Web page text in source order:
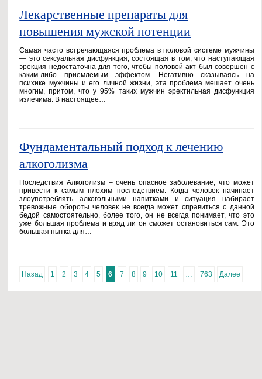
Лекарственные препараты для
повышения мужской потенции
Самая часто встречающаяся проблема в половой системе мужчины
— это сексуальная дисфункция, состоящая в том, что наступающая
эрекция недостаточна для того, чтобы половой акт был совершен с
каким-либо приемлемым эффектом. Негативно сказываясь на
психике мужчины и его личной жизни, эта проблема мешает очень
многим, притом, что у 95% таких мужчин эректильная дисфункция
излечима. В настоящее…
Фундаментальный подход к лечению
алкоголизма
Последствия Алкоголизм – очень опасное заболевание, что может
привести к самым плохим последствием. Когда человек начинает
злоупотреблять алкогольными напитками и ситуация набирает
тревожные обороты человек не всегда может справиться с данной
бедой самостоятельно, более того, он не всегда понимает, что это
уже большая проблема и вряд ли он сможет остановиться сам. Это
большая пытка для…
Назад 1 2 3 4 5 6 7 8 9 10 11 … 763 Далее